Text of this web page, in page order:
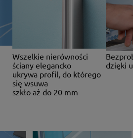
Wszelkie nierówności
ściany elegancko
ukrywa profil, do którego
się wsuwa
szkło aż do 20 mm
dzięki